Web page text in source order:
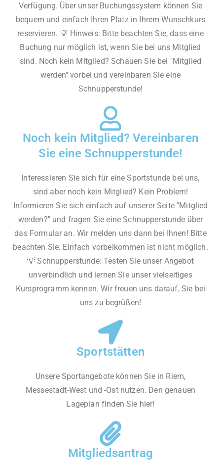
Verfügung. Über unser Buchungssystem können Sie
bequem und einfach Ihren Platz in Ihrem Wunschkurs
reservieren. 💡 Hinweis: Bitte beachten Sie, dass eine
Buchung nur möglich ist, wenn Sie bei uns Mitglied
sind. Noch kein Mitglied? Schauen Sie bei "Mitglied
werden" vorbei und vereinbaren Sie eine
Schnupperstunde!
Noch kein Mitglied? Vereinbaren
Sie eine Schnupperstunde!
Interessieren Sie sich für eine Sportstunde bei uns,
sind aber noch kein Mitglied? Kein Problem!
Informieren Sie sich einfach auf unserer Seite "Mitglied
werden?" und fragen Sie eine Schnupperstunde über
das Formular an. Wir melden uns dann bei Ihnen! Bitte
beachten Sie: Einfach vorbeikommen ist nicht möglich.
💡 Schnupperstunde: Testen Sie unser Angebot
unverbindlich und lernen Sie unser vielseitiges
Kursprogramm kennen. Wir freuen uns darauf, Sie bei
uns zu begrüßen!
Sportstätten
Unsere Sportangebote können Sie in Riem,
Messestadt-West und -Ost nutzen. Den genauen
Lageplan finden Sie hier!
Mitgliedsantrag